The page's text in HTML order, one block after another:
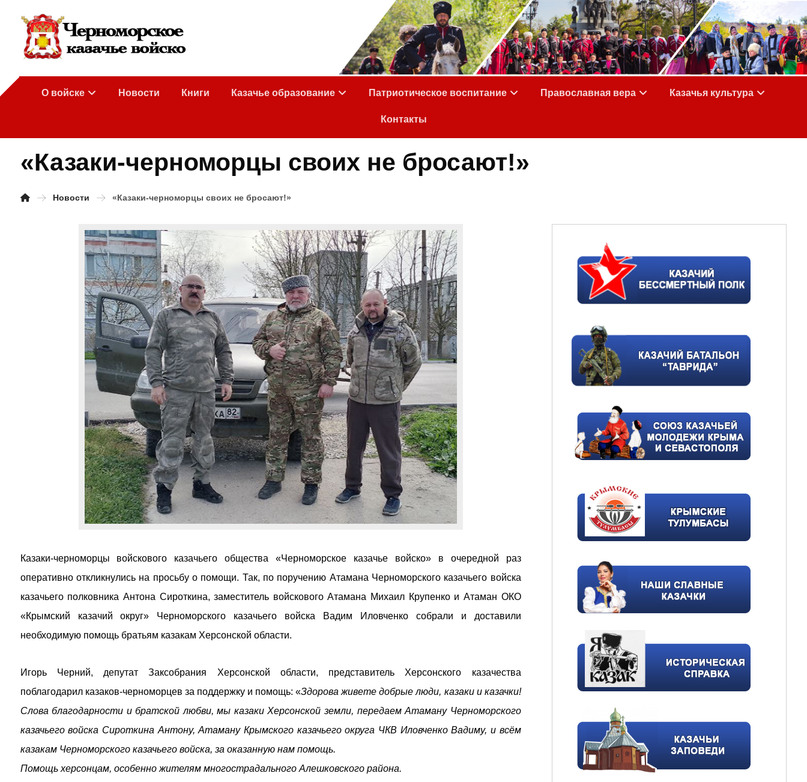
О войске Новости Книги Казачье образование Патриотическое воспитание Православная вера Казачья культура
Контакты
«Казаки-черноморцы своих не бросают!»
Новости «Казаки-черноморцы своих не бросают!»
Казаки-черноморцы войскового казачьего общества «Черноморское казачье войско» в очередной раз
оперативно откликнулись на просьбу о помощи. Так, по поручению Атамана Черноморского казачьего войска
казачьего полковника Антона Сироткина, заместитель войскового Атамана Михаил Крупенко и Атаман ОКО
«Крымский казачий округ» Черноморского казачьего войска Вадим Иловченко собрали и доставили
необходимую помощь братьям казакам Херсонской области.
Игорь Черний, депутат Заксобрания Херсонской области, представитель Херсонского казачества
поблагодарил казаков-черноморцев за поддержку и помощь: «Здорова живете добрые люди, казаки и казачки!
Слова благодарности и братской любви, мы казаки Херсонской земли, передаем Атаману Черноморского
казачьего войска Сироткина Антону, Атаману Крымского казачьего округа ЧКВ Иловченко Вадиму, и всём
казакам Черноморского казачьего войска, за оказанную нам помощь.
Помощь херсонцам, особенно жителям многострадального Алешковского района.